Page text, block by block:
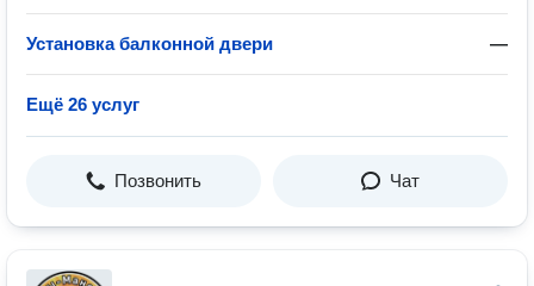
Установка балконной двери —
Ещё 26 услуг
Позвонить Чат